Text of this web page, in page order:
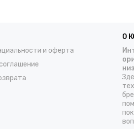
и оферта
О